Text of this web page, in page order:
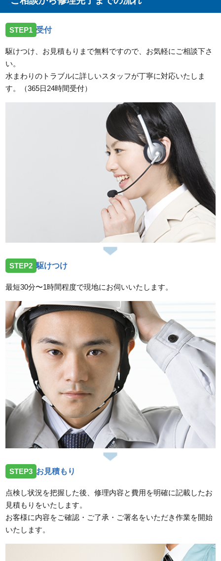
STEP1 受付
駆けつけ、お見積もりまで無料ですので、お気軽にご相談下さ
い。
水まわりのトラブルに詳しいスタッフが丁寧に対応いたしま
す。（365日24時間受付）
STEP2 駆けつけ
最短30分〜1時間程度で現地にお伺いいたします。
STEP3 お見積もり
点検し状況を把握した後、修理内容と費用を明確に記載したお
見積もりをいたします。
お客様に内容をご確認・ご了承・ご署名をいただき作業を開始
いたします。